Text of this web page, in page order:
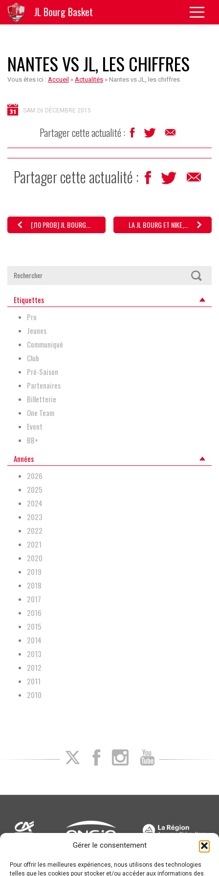
Gérer le consentement
Pour offrir les meilleures expériences, nous utilisons des technologies
telles que les cookies pour stocker et/ou accéder aux informations des
JL Bourg Basket
NANTES VS JL, LES CHIFFRES
Vous êtes ici : Accueil » Actualités » Nantes vs JL, les chiffres
SAM 26 DÉCEMBRE 2015
Partager cette actualité :
Partager cette actualité :
[J10 PROB] JL BOURG... LA JL BOURG ET NIKE,...
Etiquettes
Pro
Jeunes
Communiqué
Club
Pré-Saison
Partenaires
Billetterie
One Team
Event
BB+
Années
2026
2025
2024
2023
2022
2021
2020
2019
2018
2017
2016
2015
2014
2013
2012
2011
2010
Newsletter